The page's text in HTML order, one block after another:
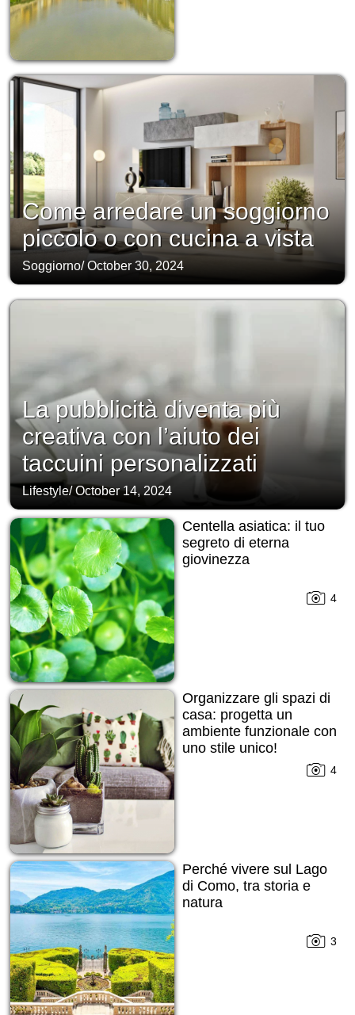
Come arredare un soggiorno
piccolo o con cucina a vista
Soggiorno/October 30, 2024
La pubblicità diventa più
creativa con l’aiuto dei
taccuini personalizzati
Lifestyle/October 14, 2024
Centella asiatica: il tuo
segreto di eterna
giovinezza
4
Organizzare gli spazi di
casa: progetta un
ambiente funzionale con
uno stile unico!
4
Perché vivere sul Lago
di Como, tra storia e
natura
3